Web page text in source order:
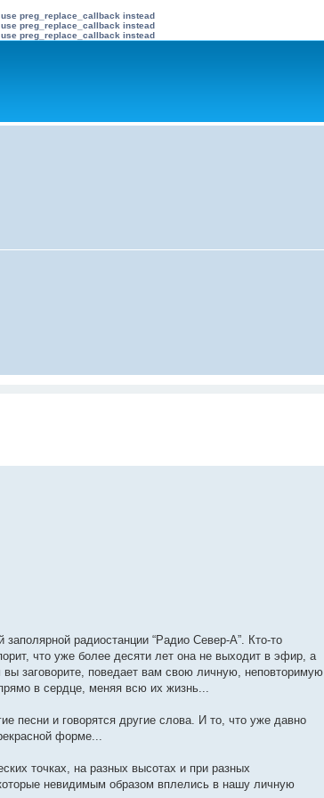
preg_replace_callback instead
preg_replace_callback instead
preg_replace_callback instead
радиостанции “Радио Север-А”. Кто-то
что уже более десяти лет она не выходит в эфир, а
заговорите, поведает вам свою личную, неповторимую
в сердце, меняя всю их жизнь...
песни и говорятся другие слова. И то, что уже давно
форме...
точках, на разных высотах и при разных
невидимым образом вплелись в нашу личную